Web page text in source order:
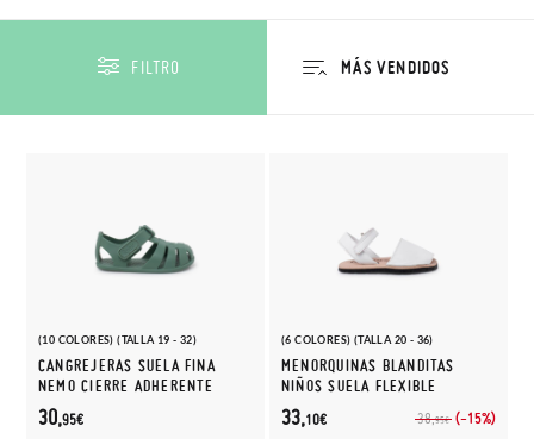
FILTRO
(10 COLORES) (TALLA 19 - 32)
CANGREJERAS SUELA FINA
NEMO CIERRE ADHERENTE
30,95€
(6 COLORES) (TALLA 20 - 36)
MENORQUINAS BLANDITAS
NIÑOS SUELA FLEXIBLE
38,95€ (-15%)
33,10€